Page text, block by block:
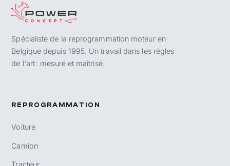
Spécialiste de la reprogrammation moteur en
Belgique depuis 1995. Un travail dans les règles
de l'art : mesuré et maîtrisé.
REPROGRAMMATION
Voiture
Camion
Tracteur